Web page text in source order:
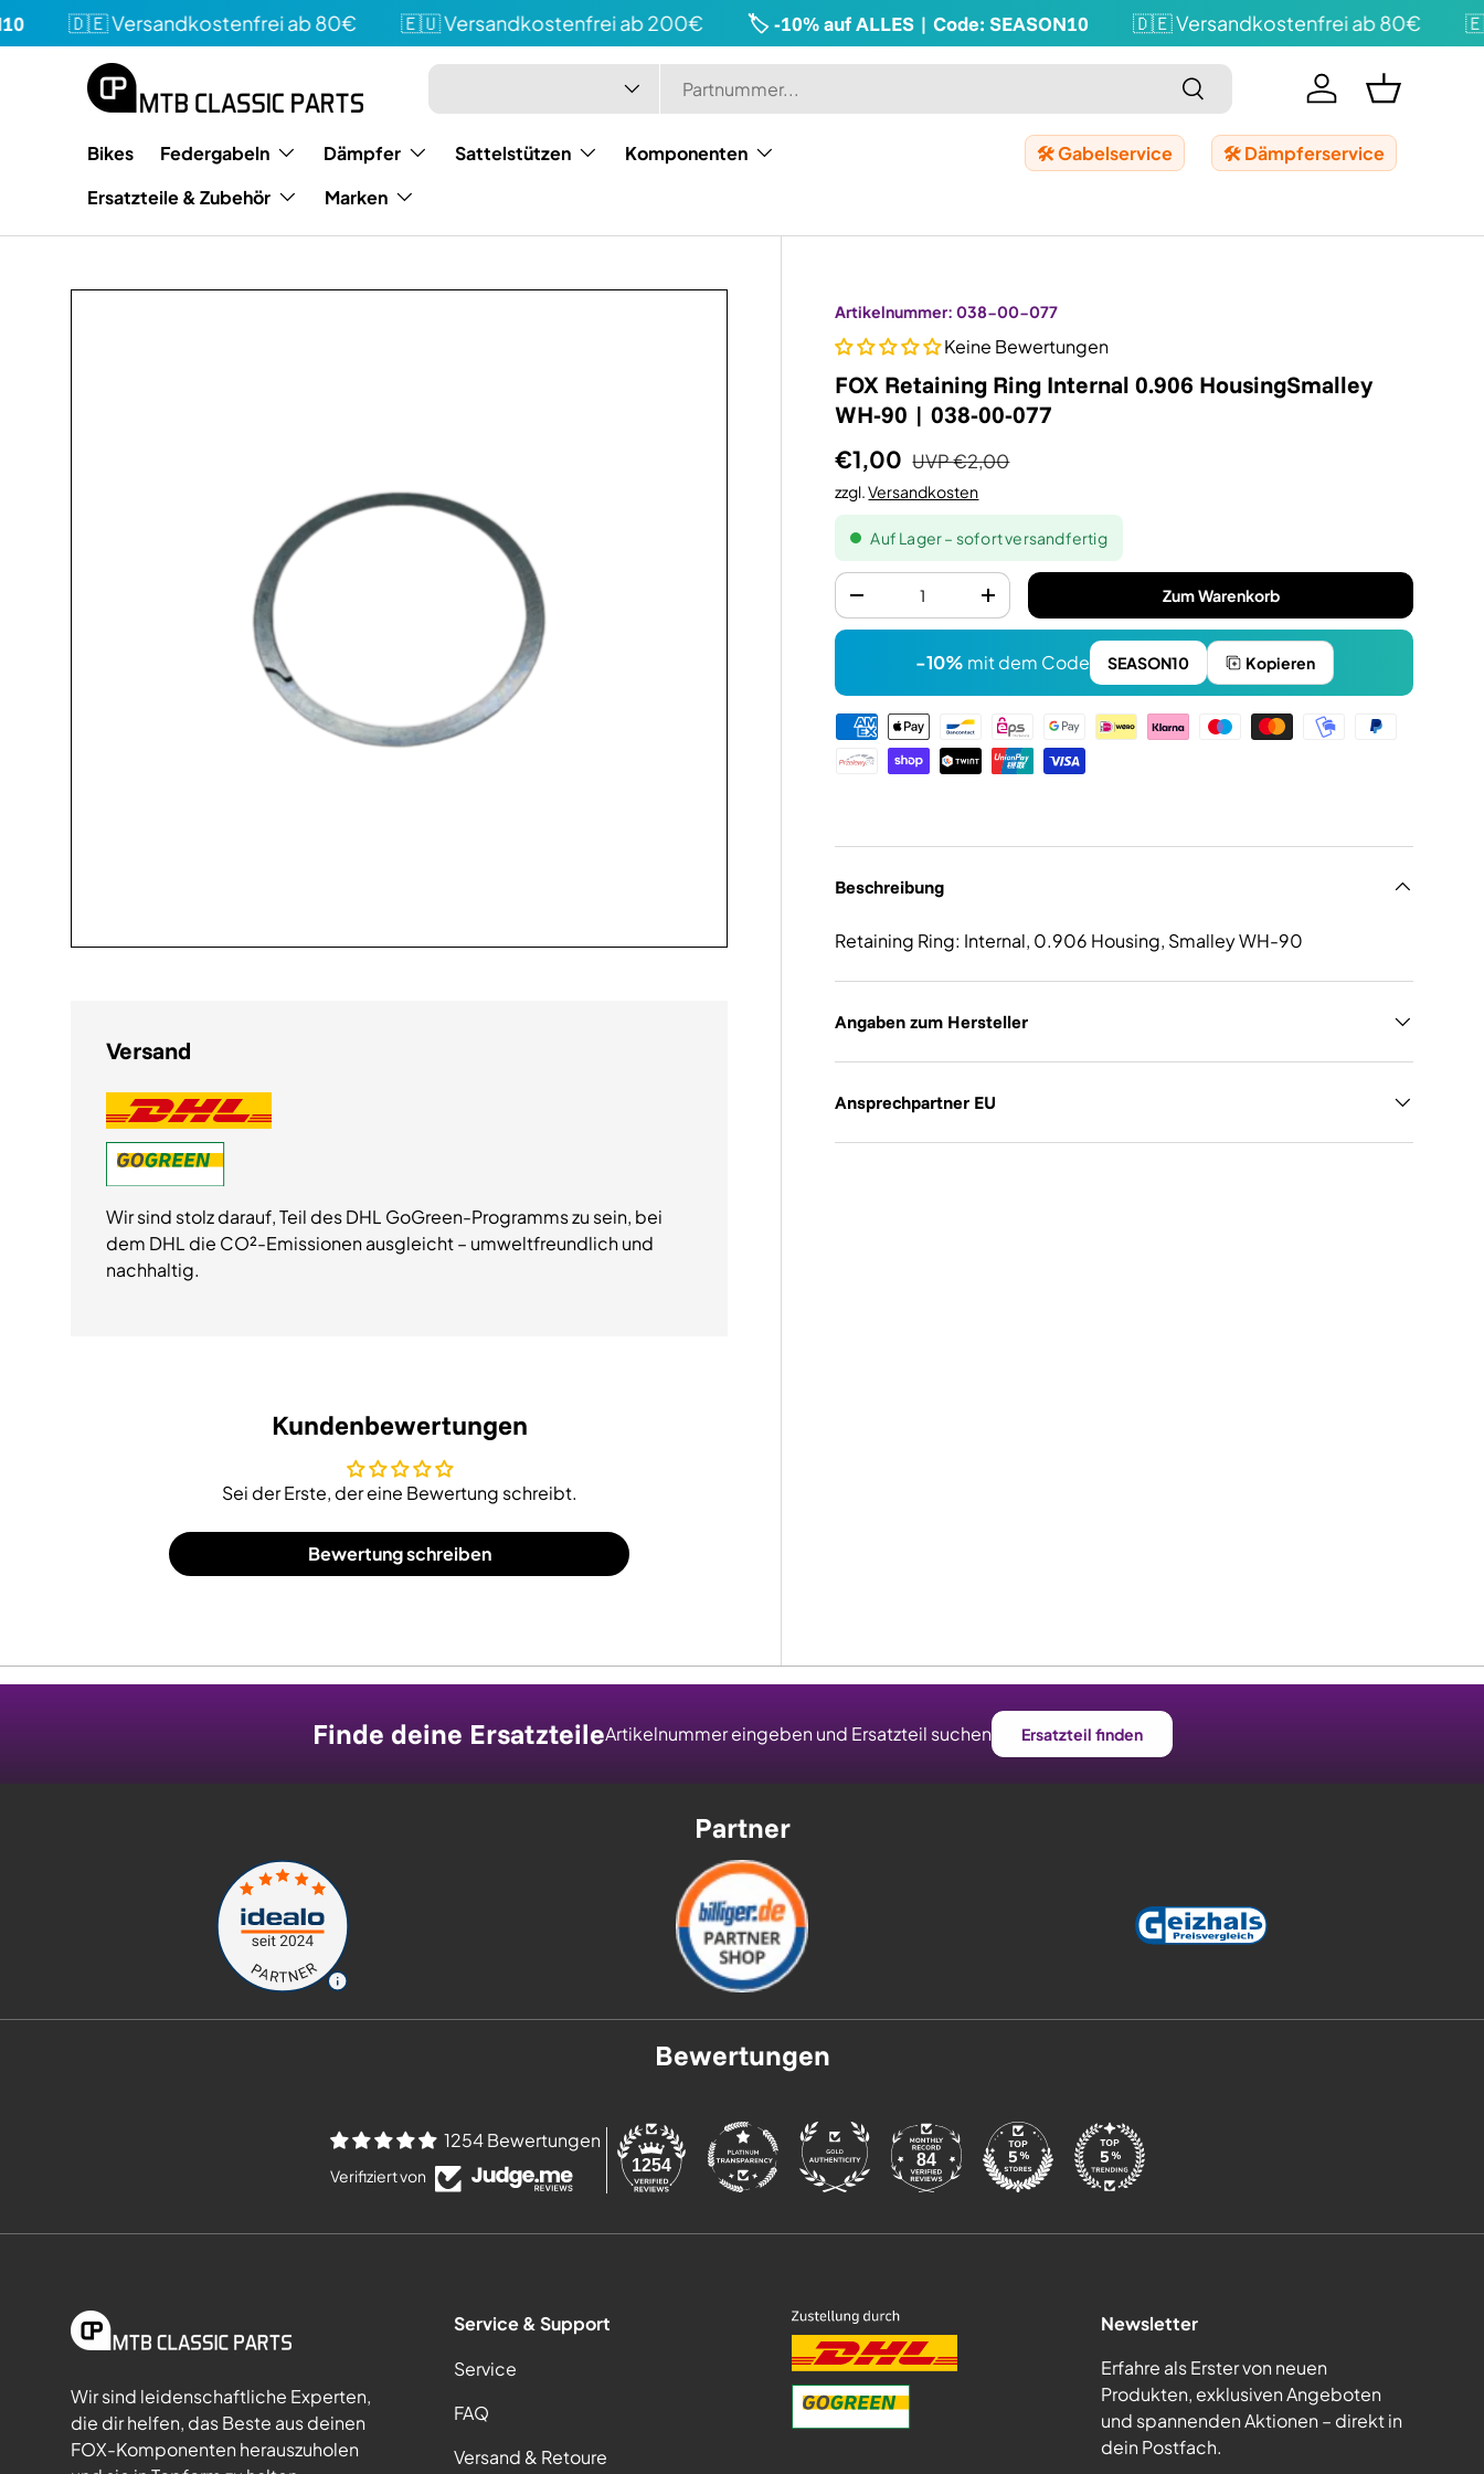
Direkt zum Inhalt
🇩🇪 Versandkostenfrei ab 80€ 🇪🇺 Versandkostenfrei ab 200€ 🏷️ -10% auf ALLES | Code: SEASON10 🇩🇪 Versandkostenfrei ab 80€ 🇪🇺
Suchen
Art
Suchen Einloggen
Bikes Federgabeln Dämpfer Sattelstützen
Komponenten
Ersatzteile & Zubehör
Marken
🛠️ Gabelservice 🛠️ Dämpferservice
Artikelnummer: 038-00-077
Keine Bewertungen
FOX Retaining Ring Internal 0.906 HousingSmalley
WH-90 | 038-00-077
€1,00 UVP€2,00
zzgl.Versandkosten
Auf Lager – sofort versandfertig
Anzahl
-
+ Zum Warenkorb
-10% mit dem Code SEASON10 Kopieren
Zahlungsmethoden
Beschreibung
Retaining Ring: Internal, 0.906 Housing, Smalley WH-90
Angaben zum Hersteller
Ansprechpartner EU
Versand
Wir sind stolz darauf, Teil des DHL GoGreen-Programms zu sein, bei
dem DHL die CO²-Emissionen ausgleicht – umweltfreundlich und
nachhaltig.
Kundenbewertungen
Sei der Erste, der eine Bewertung schreibt.
Bewertung schreiben
Finde deine ErsatzteileArtikelnummer eingeben und Ersatzteil suchen Ersatzteil finden
Partner
Bewertungen
1254 Bewertungen
Verifiziert von 1254 84
Wir sind leidenschaftliche Experten,
die dir helfen, das Beste aus deinen
FOX-Komponenten herauszuholen
Service & Support
Service
FAQ
Versand & Retoure
Newsletter
Erfahre als Erster von neuen
Produkten, exklusiven Angeboten
und spannenden Aktionen – direkt in
dein Postfach.